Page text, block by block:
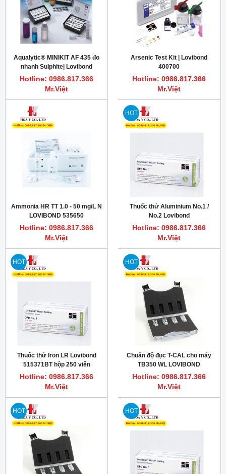
Aqualytic® MINIKIT AF 435 đo
nhanh Sulphite| Lovibond
414350
Hotline: 0986.817.366
Mr.Việt
Arsenic Test Kit | Lovibond
400700
Hotline: 0986.817.366
Mr.Việt
Ammonia HR TT 1.0 - 50 mg/L N
LOVIBOND 535650
Hotline: 0986.817.366
Mr.Việt
HOT
Thuốc thử Aluminium No.1 /
No.2 Lovibond
Hotline: 0986.817.366
Mr.Việt
HOT
Thuốc thử Iron LR Lovibond
515371BT hộp 250 viên
Hotline: 0986.817.366
Mr.Việt
HOT
Chuẩn độ đục T-CAL cho máy
TB350 WL LOVIBOND
Hotline: 0986.817.366
Mr.Việt
HOT HOT